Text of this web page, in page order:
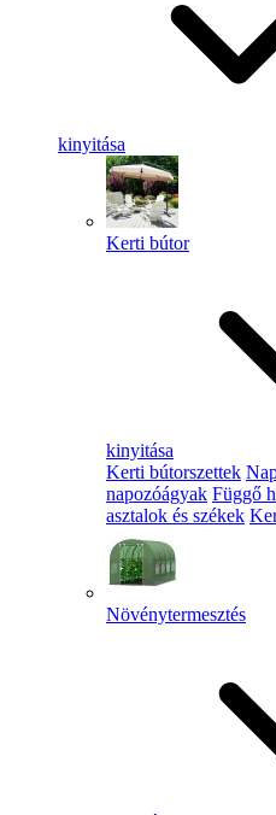
kinyitása
Kerti bútor
kinyitása
Kerti bútorszettek
napozóágyak Függő
asztalok és székek
Növénytermesztés